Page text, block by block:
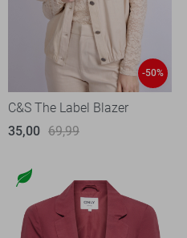
-50%
C&S The Label Blazer
35,00 69,99